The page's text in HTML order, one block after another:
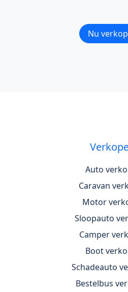
Nu
Auto
Caravan
Motor
Sloopauto
Camper
Boot
Schadeauto
Bestelbus